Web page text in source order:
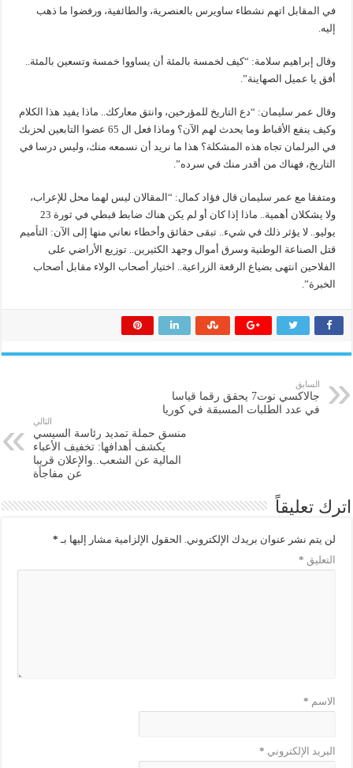
في المقابل اتهم نشطاء ساويرس بالعنصرية، والطائفية، ورفضوا ما ذهب
إليه.
وقال إبراهيم سلامة: “كيف لخمسة بالمئة أن يساووا خمسة وتسعين بالمئة..
أفق يا عميل الصهاينة”.
وقال عمر سليمان: “دع التاريخ للمؤرخين، وانتق معاركك.. ماذا يفيد هذا الكلام
وكيف ينفع الأقباط وما يحدث لهم الآن؟ وماذا فعل ال 65 عضوا التابعين لحزبك
في البرلمان تجاه هذه المشكلة؟ هذا ما نريد أن نسمعه منك، وليس درسا في
التاريخ، فهناك من أقدر منك في سرده”.
ومتفقا مع عمر سليمان قال فؤاد كمال: “المقالان ليس لهما محل للإعراب،
ولا يشكلان أهمية.. ماذا إذا كان أو لم يكن هناك ضابط قبطي في ثورة 23
يوليو.. لا يؤثر ذلك في شيء.. تبقى حقائق وأخطاء نعاني منها إلى الآن: التأميم
قتل الصناعة الوطنية وسرق أموال وجهد الكثيرين.. توزيع الأراضي على
الفلاحين انتهى بضياع الرقعة الزراعية.. اختيار أصحاب الولاء مقابل أصحاب
الخبرة”.
السابق
جالاكسي نوت7 يحقق رقما قياسا
في عدد الطلبات المسبقة في كوريا
التالي
منسق حملة تمديد رئاسة السيسي
يكشف أهدافها: تخفيف الأعباء
المالية عن الشعب..والإعلان قريبا
عن مفاجأة
اترك تعليقاً
لن يتم نشر عنوان بريدك الإلكتروني. الحقول الإلزامية مشار إليها بـ *
التعليق *
الاسم *
البريد الإلكتروني *